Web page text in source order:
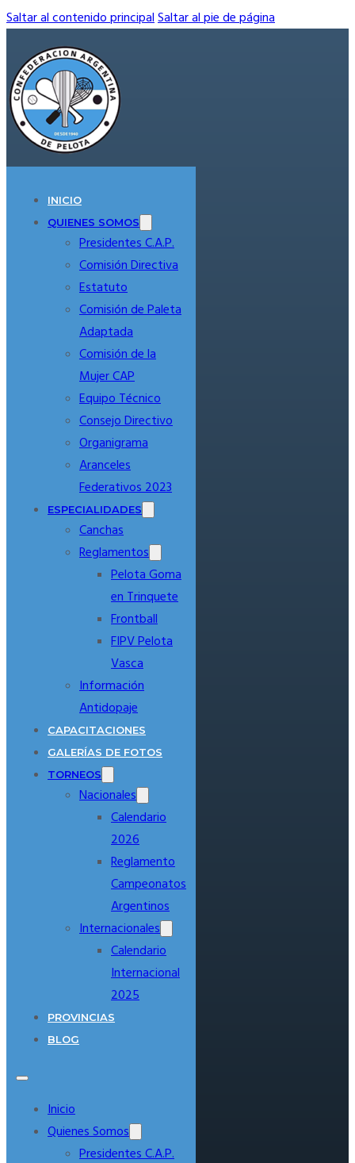
Saltar al contenido principal Saltar al pie de página
INICIO
QUIENES SOMOS
Presidentes C.A.P.
Comisión Directiva
Estatuto
Comisión de Paleta
Adaptada
Comisión de la
Mujer CAP
Equipo Técnico
Consejo Directivo
Organigrama
Aranceles
Federativos 2023
ESPECIALIDADES
Canchas
Reglamentos
Pelota Goma
en Trinquete
Frontball
FIPV Pelota
Vasca
Información
Antidopaje
CAPACITACIONES
GALERÍAS DE FOTOS
TORNEOS
Nacionales
Calendario
2026
Reglamento
Campeonatos
Argentinos
Internacionales
Calendario
Internacional
2025
PROVINCIAS
BLOG
Inicio
Quienes Somos
Presidentes C.A.P.